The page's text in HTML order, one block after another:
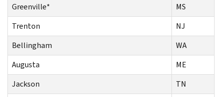
Greenville*
MS
Trenton
NJ
Bellingham
WA
Augusta
ME
Jackson
TN